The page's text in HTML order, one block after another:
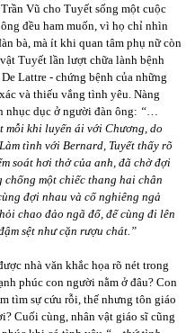
Vũ cho Tuyết sống một cuộc
đều ham muốn, vì họ chỉ nhìn
bà, mà ít khi quan tâm phụ nữ còn
Tuyết lần lượt chữa lành bệnh
Lattre - chứng bệnh của những
và thiếu vắng tình yêu. Nàng
nhục dục ở người đàn ông: “
mỗi khi luyến ái với Chương, do
tình với Bernard, Tuyết thấy rõ
soát hơi thở của anh, đã chờ đợi
một chiếc thang hai chân
đợi nhau và cố nghiêng ngả
chao đảo ngã đổ, để cùng đi lên
sệt như cặn rượu chát.”
nhà văn khắc họa rõ nét trong
phúc con người nằm ở đâu? Con
tìm sự cứu rỗi, thế nhưng tôn giáo
Cuối cùng, nhân vật giáo sĩ cũng